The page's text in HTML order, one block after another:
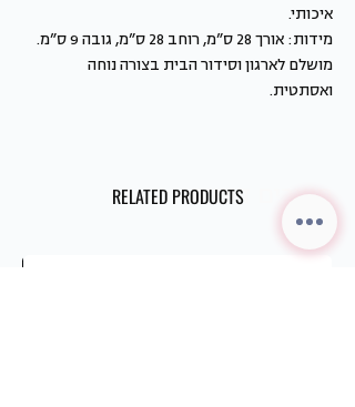
איכותי.
מידות: אורך 28 ס”מ, רוחב 28 ס”מ, גובה 9 ס”מ.
מושלם לארגון וסידור הבית בצורה נוחה
ואסתטית.
מוצרים דומיםRELATED PRODUCTS